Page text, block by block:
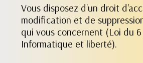
Vous disposez d'un droit
modification et de
qui vous concernent (Loi du
Informatique et liberté).